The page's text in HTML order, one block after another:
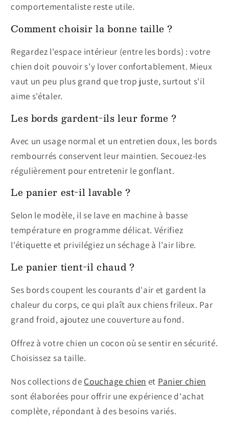
comportementaliste reste utile.
Comment choisir la bonne taille ?
Regardez l'espace intérieur (entre les bords) : votre
chien doit pouvoir s'y lover confortablement. Mieux
vaut un peu plus grand que trop juste, surtout s'il
aime s'étaler.
Les bords gardent-ils leur forme ?
Avec un usage normal et un entretien doux, les bords
rembourrés conservent leur maintien. Secouez-les
régulièrement pour entretenir le gonflant.
Le panier est-il lavable ?
Selon le modèle, il se lave en machine à basse
température en programme délicat. Vérifiez
l'étiquette et privilégiez un séchage à l'air libre.
Le panier tient-il chaud ?
Ses bords coupent les courants d'air et gardent la
chaleur du corps, ce qui plaît aux chiens frileux. Par
grand froid, ajoutez une couverture au fond.
Offrez à votre chien un cocon où se sentir en sécurité.
Choisissez sa taille.
Nos collections de Couchage chien et Panier chien
sont élaborées pour offrir une expérience d'achat
complète, répondant à des besoins variés.